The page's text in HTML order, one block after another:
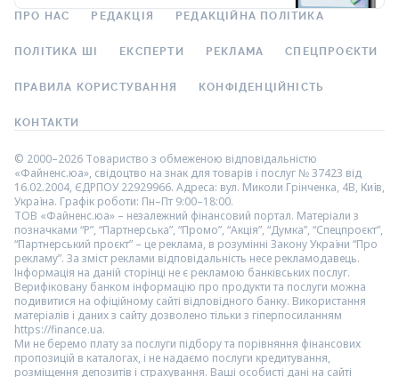
ПРО НАС РЕДАКЦІЯ РЕДАКЦІЙНА ПОЛІТИКА
ПОЛІТИКА ШІ ЕКСПЕРТИ РЕКЛАМА СПЕЦПРОЄКТИ
ПРАВИЛА КОРИСТУВАННЯ КОНФІДЕНЦІЙНІСТЬ
КОНТАКТИ
© 2000–2026 Товариство з обмеженою відповідальністю
«Файненс.юа», свідоцтво на знак для товарів і послуг № 37423 від
16.02.2004, ЄДРПОУ 22929966. Адреса: вул. Миколи Грінченка, 4В, Київ,
Україна. Графік роботи: Пн–Пт 9:00–18:00.
ТОВ «Файненс.юа» – незалежний фінансовий портал. Матеріали з
позначками “Р”, “Партнерська”, “Промо”, “Акція”, “Думка”, “Спецпроєкт”,
“Партнерський проєкт” – це реклама, в розумінні Закону України “Про
рекламу”. За зміст реклами відповідальність несе рекламодавець.
Інформація на даній сторінці не є рекламою банківських послуг.
Верифіковану банком інформацію про продукти та послуги можна
подивитися на офіційному сайті відповідного банку. Використання
матеріалів і даних з сайту дозволено тільки з гіперпосиланням
https://finance.ua.
Ми не беремо плату за послуги підбору та порівняння фінансових
пропозицій в каталогах, і не надаємо послуги кредитування,
розміщення депозитів і страхування. Ваші особисті дані на сайті